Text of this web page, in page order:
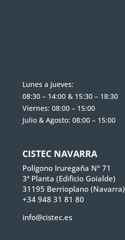
Lunes a jueves:
08:30 – 14:00 & 15:30 – 18:30
Viernes: 08:00 – 15:00
Julio & Agosto: 08:00 – 15:00
CISTEC NAVARRA
Polígono Iruregaña Nº 71
3ª Planta (Edificio Goialde)
31195 Berrioplano (Navarra)
+34 948 31 81 80
info@cistec.es